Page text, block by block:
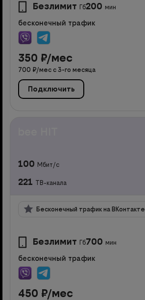
Безлимит Гб200 мин
бесконечный трафик
350 ₽/мес
700 ₽/мес с 3-го месяца
Подключить
100 Мбит/с
221 ТВ-канала
Бесконечный трафик на ВКонтакте
Безлимит Гб700 мин
бесконечный трафик
450 ₽/мес